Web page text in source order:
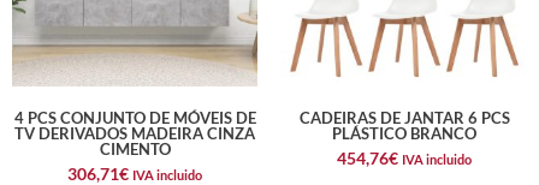
4 PCS CONJUNTO DE MÓVEIS DE
TV DERIVADOS MADEIRA CINZA
CIMENTO
306,71€ IVA incluido
CADEIRAS DE JANTAR 6 PCS
PLÁSTICO BRANCO
454,76€ IVA incluido